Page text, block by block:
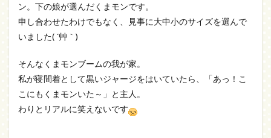
ン。下の娘が選んだくまモンです。
申し合わせたわけでもなく、見事に大中小のサイズを選んで
いました( ´艸｀)
そんなくまモンブームの我が家。
私が寝間着として黒いジャージをはいていたら、「あっ！こ
こにもくまモンいた～」と主人。
わりとリアルに笑えないです